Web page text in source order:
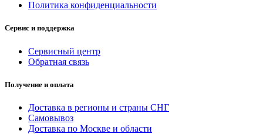
Политика конфиденциальности
Сервис и поддержка
Сервисный центр
Обратная связь
Получение и оплата
Доставка в регионы и страны СНГ
Самовывоз
Доставка по Москве и области